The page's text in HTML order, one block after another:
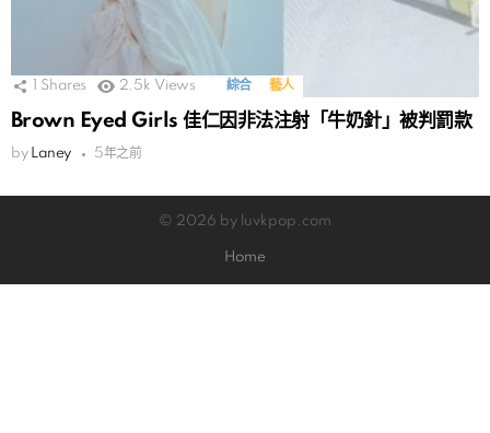
Shares 2.5k Views 綜合 藝人
Brown Eyed Girls 佳仁因非法注射「牛奶​針」被判罰款
by Laney 5年之前
© 2026 by luvkpop.com
Home